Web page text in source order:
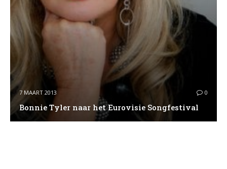
7 MAART 2013 0
Bonnie Tyler naar het Eurovisie Songfestival